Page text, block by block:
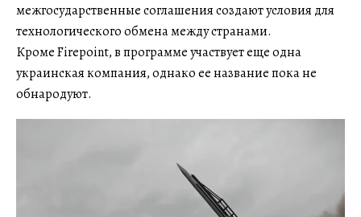
межгосударственные соглашения создают условия для
технологического обмена между странами.
Кроме Firepoint, в программе участвует еще одна
украинская компания, однако ее название пока не
обнародуют.